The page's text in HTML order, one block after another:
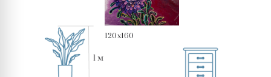
120x160